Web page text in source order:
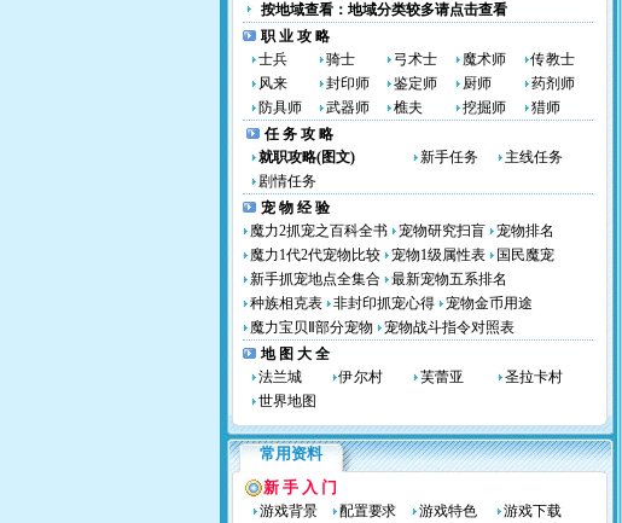
按地域查看： 地域分类较多请点击查看
职 业 攻 略
士兵
骑士 弓术士 魔术师
传教士
风来
封印师 鉴定师 厨师
药剂师
防具师
武器师 樵夫 挖掘师
猎师
任 务 攻 略
就职攻略(图文)
新手任务
主线任务
剧情任务
宠 物 经 验
魔力2抓宠之百科全书
宠物研究扫盲
宠物排名
魔力1代2代宠物比较
宠物1级属性表
国民魔宠
新手抓宠地点全集合
最新宠物五系排名
种族相克表
非封印抓宠心得
宠物金币用途
魔力宝贝Ⅱ部分宠物
宠物战斗指令对照表
地 图 大 全
法兰城
伊尔村 芙蕾亚
圣拉卡村
世界地图
常用资料
新 手 入 门
游戏背景 配置要求 游戏特色
游戏下载